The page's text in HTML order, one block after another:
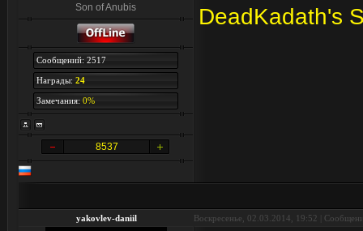
Son of Anubis
Сообщений: 2517
Награды: 24
Замечания: 0%
8537
DeadKadath's
yakovlev-daniil Воскресенье, 02.03.2014, 19:52 |